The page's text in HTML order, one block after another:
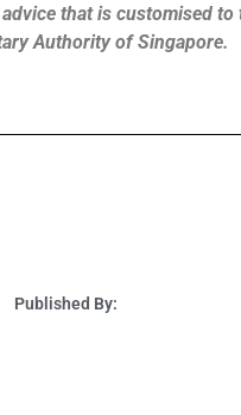
that is customised
Authority of Singapore.
Published By: